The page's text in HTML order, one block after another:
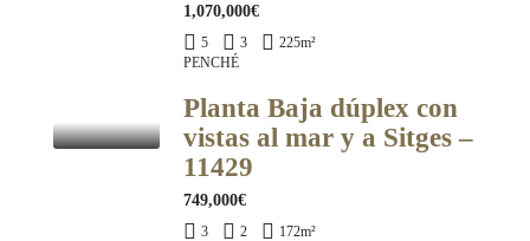
1,070,000€
5 3 225m²
PENCHÉ
Planta Baja dúplex con
vistas al mar y a Sitges –
11429
749,000€
3 2 172m²